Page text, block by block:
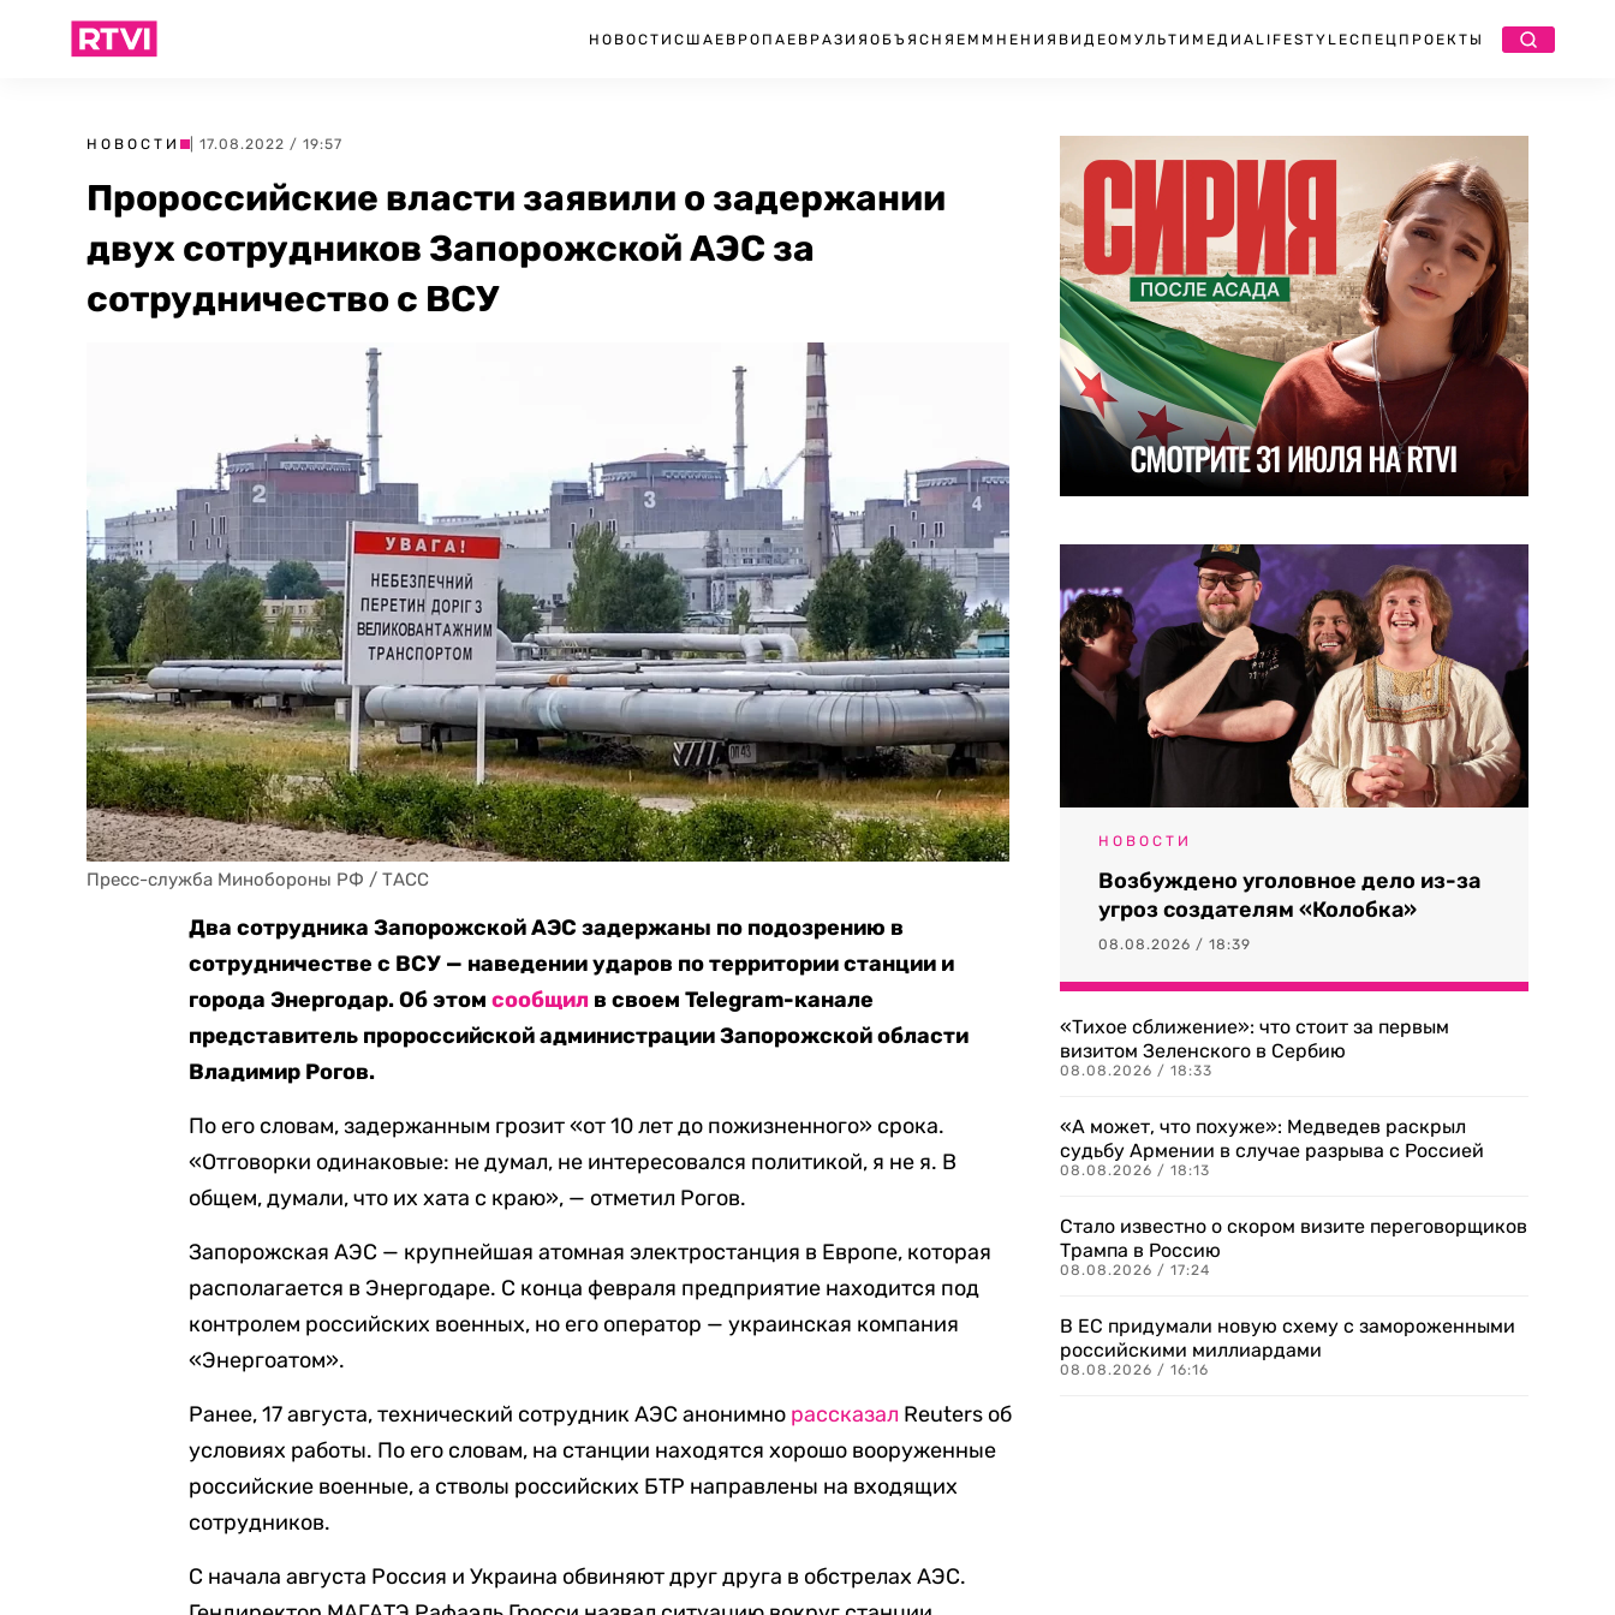
НОВОСТИ США ЕВРОПА ЕВРАЗИЯ ОБЪЯСНЯЕМ МНЕНИЯ ВИДЕО МУЛЬТИМЕДИА LIFESTYLEСПЕЦПРОЕКТЫ
НОВОСТИ | 17.08.2022 / 19:57
Пророссийские власти заявили о задержании
двух сотрудников Запорожской АЭС за
сотрудничество с ВСУ
Пресс-служба Минобороны РФ / ТАСС
Два сотрудника Запорожской АЭС задержаны по подозрению в
сотрудничестве с ВСУ — наведении ударов по территории станции и
города Энергодар. Об этомсообщил в своем Telegram-канале
представитель пророссийской администрации Запорожской области
Владимир Рогов.
По его словам, задержанным грозит «от 10 лет до пожизненного» срока.
«Отговорки одинаковые: не думал, не интересовался политикой, я не я. В
общем, думали, что их хата с краю», — отметил Рогов.
Запорожская АЭС — крупнейшая атомная электростанция в Европе, которая
располагается в Энергодаре. С конца февраля предприятие находится под
контролем российских военных, но его оператор — украинская компания
«Энергоатом».
Ранее, 17 августа, технический сотрудник АЭС анонимно рассказал Reuters об
условиях работы. По его словам, на станции находятся хорошо вооруженные
российские военные, а стволы российских БТР направлены на входящих
сотрудников.
С начала августа Россия и Украина обвиняют друг друга в обстрелах АЭС.
НОВОСТИ
Возбуждено уголовное дело из-за
угроз создателям «Колобка»
08.08.2026 / 18:39
«Тихое сближение»: что стоит за первым
визитом Зеленского в Сербию
08.08.2026 / 18:33
«А может, что похуже»: Медведев раскрыл
судьбу Армении в случае разрыва с Россией
08.08.2026 / 18:13
Стало известно о скором визите переговорщиков
Трампа в Россию
08.08.2026 / 17:24
В ЕС придумали новую схему с замороженными
российскими миллиардами
08.08.2026 / 16:16